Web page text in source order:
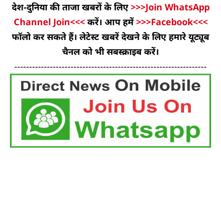
देश-दुनिया की ताजा खबरों के लिए>>>Join WhatsApp
Channel Join<<< करें। आप हमें>>>Facebook<<<
फॉलो कर सकते हैं। लेटेस्ट खबरें देखने के लिए हमारे यूट्यूब
चैनल को भी सबस्क्राइब करें।
-----------------------------------------------------------------